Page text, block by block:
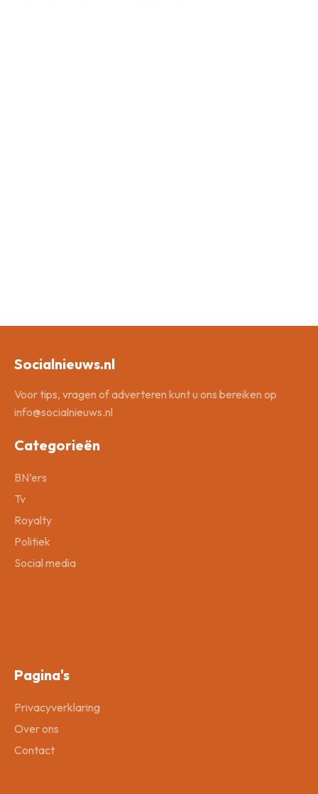
Socialnieuws.nl
Voor tips, vragen of adverteren kunt u ons bereiken op
info@socialnieuws.nl
Categorieën
BN’ers
Tv
Royalty
Politiek
Social media
Pagina's
Privacyverklaring
Over ons
Contact